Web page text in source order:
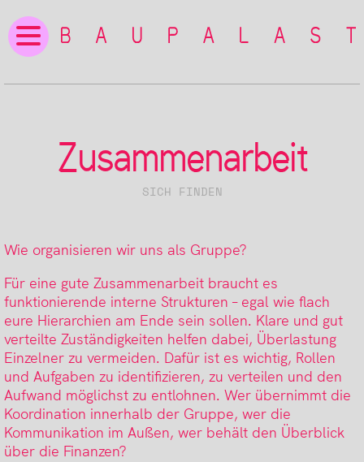
Zusammenarbeit
SICH FINDEN
Wie organisieren wir uns als Gruppe?
Für eine gute Zusammenarbeit braucht es
funktionierende interne Strukturen – egal wie flach
eure Hierarchien am Ende sein sollen. Klare und gut
verteilte Zuständigkeiten helfen dabei, Überlastung
Einzelner zu vermeiden. Dafür ist es wichtig, Rollen
und Aufgaben zu identifizieren, zu verteilen und den
Aufwand möglichst zu entlohnen. Wer übernimmt die
Koordination innerhalb der Gruppe, wer die
Kommunikation im Außen, wer behält den Überblick
über die Finanzen?